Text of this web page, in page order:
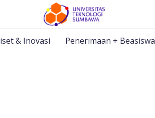
& Inovasi Penerimaan + Beasiswa